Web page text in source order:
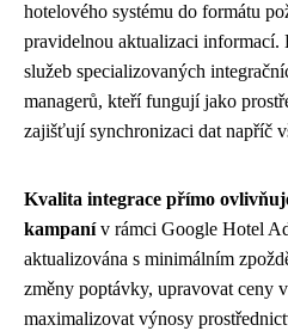
hotelového systému do formátu
pravidelnou aktualizaci
služeb specializovaných
managerů, kteří fungují jako
zajišťují synchronizaci dat napříč
Kvalita integrace přímo
kampanív rámci Google Hotel
aktualizována s minimálním
změny poptávky, upravovat ceny
maximalizovat výnosy